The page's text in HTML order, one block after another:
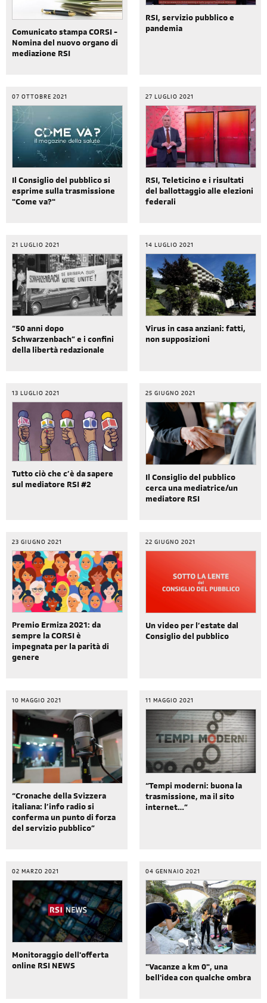
Comunicato stampa CORSI -
Nomina del nuovo organo di
mediazione RSI
RSI, servizio pubblico e
pandemia
07 OTTOBRE 2021
Il Consiglio del pubblico si
esprime sulla trasmissione
"Come va?"
27 LUGLIO 2021
RSI, Teleticino e i risultati
del ballottaggio alle elezioni
federali
21 LUGLIO 2021
“50 anni dopo
Schwarzenbach” e i confini
della libertà redazionale
14 LUGLIO 2021
Virus in casa anziani: fatti,
non supposizioni
13 LUGLIO 2021
Tutto ciò che c’è da sapere
sul mediatore RSI #2
25 GIUGNO 2021
Il Consiglio del pubblico
cerca una mediatrice/un
mediatore RSI
23 GIUGNO 2021
Premio Ermiza 2021: da
sempre la CORSI è
impegnata per la parità di
genere
22 GIUGNO 2021
Un video per l’estate dal
Consiglio del pubblico
10 MAGGIO 2021
“Cronache della Svizzera
italiana: l’info radio si
conferma un punto di forza
del servizio pubblico”
11 MAGGIO 2021
“Tempi moderni: buona la
trasmissione, ma il sito
internet…”
02 MARZO 2021
Monitoraggio dell'offerta
online RSI NEWS
04 GENNAIO 2021
"Vacanze a km 0", una
bell'idea con qualche ombra